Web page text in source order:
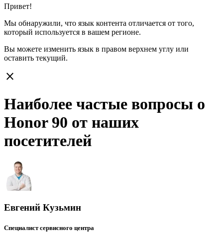
Привет!
Мы обнаружили, что язык контента отличается от того,
который используется в вашем регионе.
Вы можете изменить язык в правом верхнем углу или
оставить текущий.
close
Наиболее частые вопросы о
Honor 90 от наших
посетителей
Евгений Кузьмин
Специалист сервисного центра